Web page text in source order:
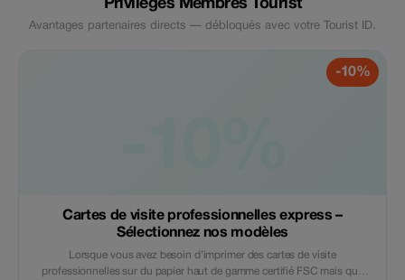
Privilèges Membres Tourist
Avantages partenaires directs — débloqués avec votre Tourist ID.
-10%
Cartes de visite professionnelles express –
Sélectionnez nos modèles
Lorsque vous avez besoin d’imprimer des cartes de visite
professionnelles sur du papier haut de gamme certifié FSC mais que